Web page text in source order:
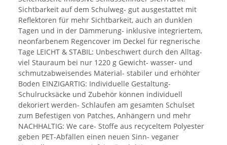
Sichtbarkeit auf dem Schulweg- gut ausgestattet mit
Reflektoren für mehr Sichtbarkeit, auch an dunklen
Tagen und in der Dämmerung- inklusive integriertem,
neonfarbenem Regencover im Deckel für regnerische
Tage LEICHT & STABIL: Unbeschwert durch den Alltag-
viel Stauraum bei nur 1220 g Gewicht- wasser- und
schmutzabweisendes Material- stabiler und erhöhter
Boden EINZIGARTIG: Individuelle Gestaltung-
Schulrucksäcke und Zubehör können individuell
dekoriert werden- Schlaufen am gesamten Schulset
zum Befestigen von Patches, Anhängern und mehr
NACHHALTIG: We care- Stoffe aus recyceltem Polyester
geben PET-Abfällen einen neuen Sinn- veganer